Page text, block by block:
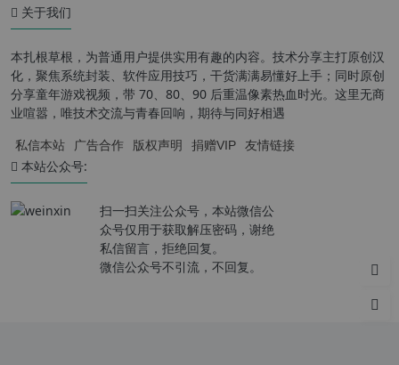
关于我们
本扎根草根，为普通用户提供实用有趣的内容。技术分享主打原创汉
化，聚焦系统封装、软件应用技巧，干货满满易懂好上手；同时原创
分享童年游戏视频，带 70、80、90 后重温像素热血时光。这里无商
业喧嚣，唯技术交流与青春回响，期待与同好相遇
私信本站 广告合作 版权声明 捐赠VIP 友情链接
本站公众号:
扫一扫关注公众号，本站微信公
众号仅用于获取解压密码，谢绝
私信留言，拒绝回复。
微信公众号不引流，不回复。